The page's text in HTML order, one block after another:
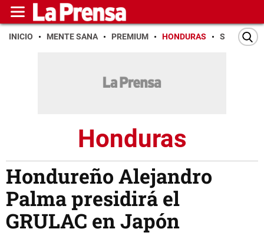
INICIO MENTE SANA PREMIUM HONDURAS SAN PEDRO
Honduras
Hondureño Alejandro
Palma presidirá el
GRULAC en Japón